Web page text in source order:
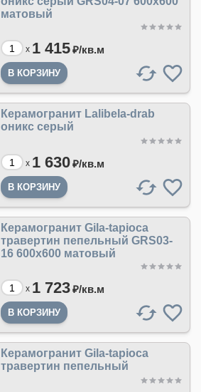
матовый
x 1 415₽/кв.м
Керамогранит Lalibela-drab
оникс серый
x 1 630₽/кв.м
Керамогранит Gila-tapioca
травертин пепельный GRS03-
16 600х600 матовый
x 1 723₽/кв.м
Керамогранит Gila-tapioca
травертин пепельный